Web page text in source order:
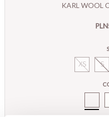
KARL WOOL
XS S